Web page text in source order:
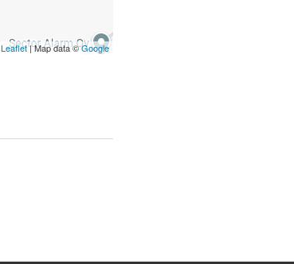
Leaflet| Map data ©Google